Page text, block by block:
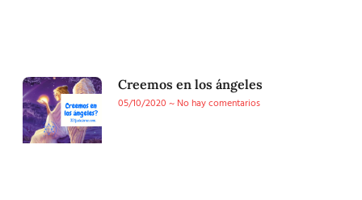
Creemos en los ángeles
05/10/2020
No hay comentarios